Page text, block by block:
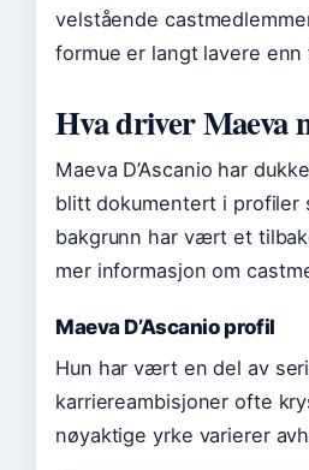
velstående
formue er langt lavere
Hva driver Maeva
Maeva D’Ascanio har
blitt dokumentert i profiler
bakgrunn har vært et
mer informasjon om
Maeva D’Ascanio profil
Hun har vært en del av
karriereambisjoner ofte
nøyaktige yrke varierer